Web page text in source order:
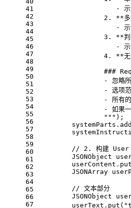
41
42
43
44
45
46
47
48
49
50
51
52
53
54
55
56
57
58
59
60
61
62
63
64
65
66
67
- 示
2. **多
- 示
3. **判
- 示
4. **无
###
- 忽略所
- 选项范
- 所有的
- 如果一
                """
);
// 2. 构建 User
JSONObject
JSONArray
// 文本部分
JSONObject
        userText.put(